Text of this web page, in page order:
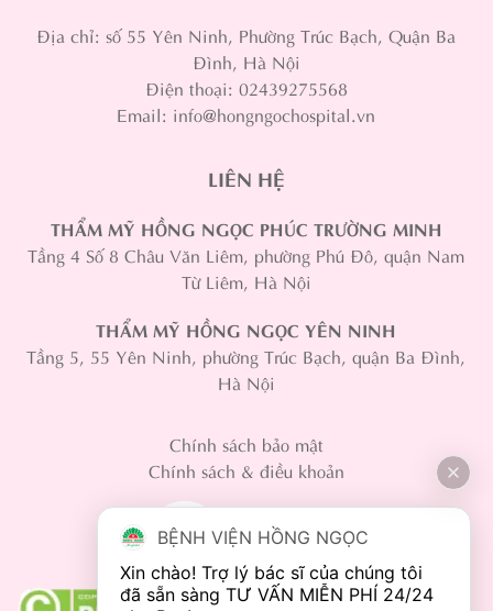
Địa chỉ: số 55 Yên Ninh, Phường Trúc Bạch, Quận Ba
Đình, Hà Nội
Điện thoại: 02439275568
Email: info@hongngochospital.vn
LIÊN HỆ
THẨM MỸ HỒNG NGỌC PHÚC TRƯỜNG MINH
Tầng 4 Số 8 Châu Văn Liêm, phường Phú Đô, quận Nam
Từ Liêm, Hà Nội
THẨM MỸ HỒNG NGỌC YÊN NINH
Tầng 5, 55 Yên Ninh, phường Trúc Bạch, quận Ba Đình,
Hà Nội
Chính sách bảo mật
Chính sách & điều khoản
BỆNH VIỆN HỒNG NGỌC
Xin chào! Trợ lý bác sĩ của chúng tôi
đã sẵn sàng TƯ VẤN MIỄN PHÍ 24/24